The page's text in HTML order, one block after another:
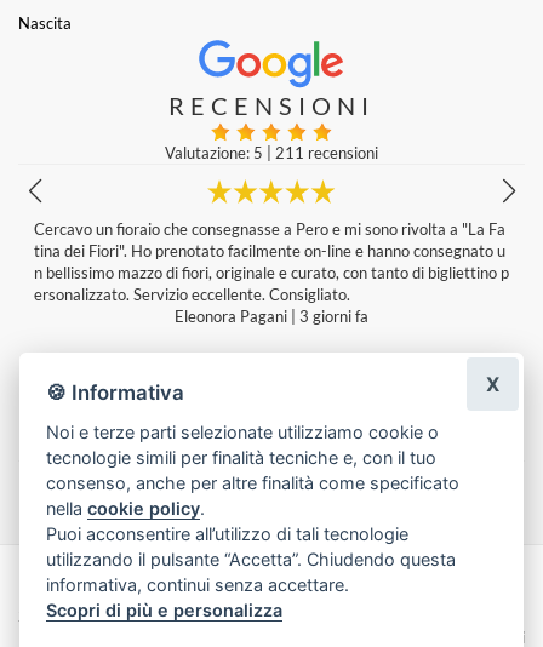
Nascita
RECENSIONI
Valutazione: 5 211 recensioni
Da tempo mi appoggio alla Fatina dei Fiori. Sempre una garanzia. Co
mposizioni bellissime, particolari e uniche. Disponibilità nell’ esaudire
le proprie esigenze. Complimenti!
Patrizia Milan|Ultima modifica: una settimana fa
Lascia una recensione
Made with byInfoser.it- Realizzazione Siti ecommerce per Fioristi
2026
Termini e Condizioni
🍪 Informativa
Noi e terze parti selezionate utilizziamo cookie o
tecnologie simili per finalità tecniche e, con il tuo
consenso, anche per altre finalità come specificato
nellacookie policy.
Puoi acconsentire all’utilizzo di tali tecnologie
utilizzando il pulsante “Accetta”. Chiudendo questa
informativa, continui senza accettare.
Scopri di più e personalizza
X